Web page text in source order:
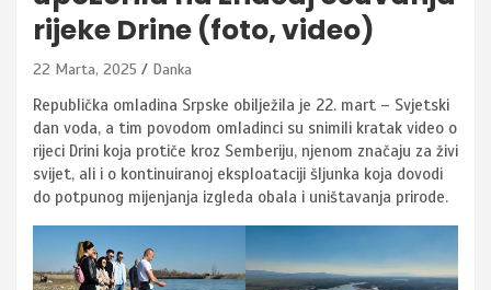
rijeke Drine (foto, video)
22 Marta, 2025 Danka
Republička omladina Srpske obilježila je 22. mart – Svjetski
dan voda, a tim povodom omladinci su snimili kratak video o
rijeci Drini koja protiče kroz Semberiju, njenom značaju za živi
svijet, ali i o kontinuiranoj eksploataciji šljunka koja dovodi
do potpunog mijenjanja izgleda obala i uništavanja prirode.